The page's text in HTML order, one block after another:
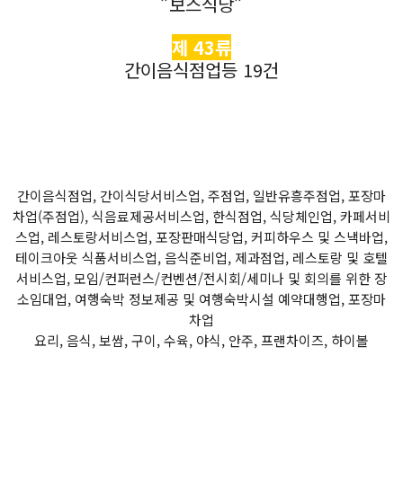
제 43류
간이음식점업등 19건
간이음식점업, 간이식당서비스업, 주점업, 일반유흥주점업, 포장마
차업(주점업), 식음료제공서비스업, 한식점업, 식당체인업, 카페서비
스업, 레스토랑서비스업, 포장판매식당업, 커피하우스 및 스낵바업,
테이크아웃 식품서비스업, 음식준비업, 제과점업, 레스토랑 및 호텔
서비스업, 모임/컨퍼런스/컨벤션/전시회/세미나 및 회의를 위한 장
소임대업, 여행숙박 정보제공 및 여행숙박시설 예약대행업, 포장마
차업
요리, 음식, 보쌈, 구이, 수육, 야식, 안주, 프랜차이즈, 하이볼